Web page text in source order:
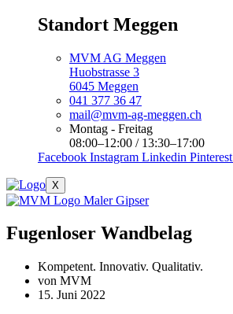
Standort Meggen
MVM AG Meggen
Huobstrasse 3
6045 Meggen
041 377 36 47
mail@mvm-ag-meggen.ch
Montag - Freitag
08:00–12:00 / 13:30–17:00
Facebook Instagram Linkedin Pinterest
X
Fugenloser Wandbelag
Kompetent. Innovativ. Qualitativ.
von MVM
15. Juni 2022